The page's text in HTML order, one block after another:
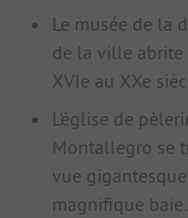
Le musée de la
de la ville abrite
XVIe au XXe
L'église de
Montallegro se
vue
magnifique baie.